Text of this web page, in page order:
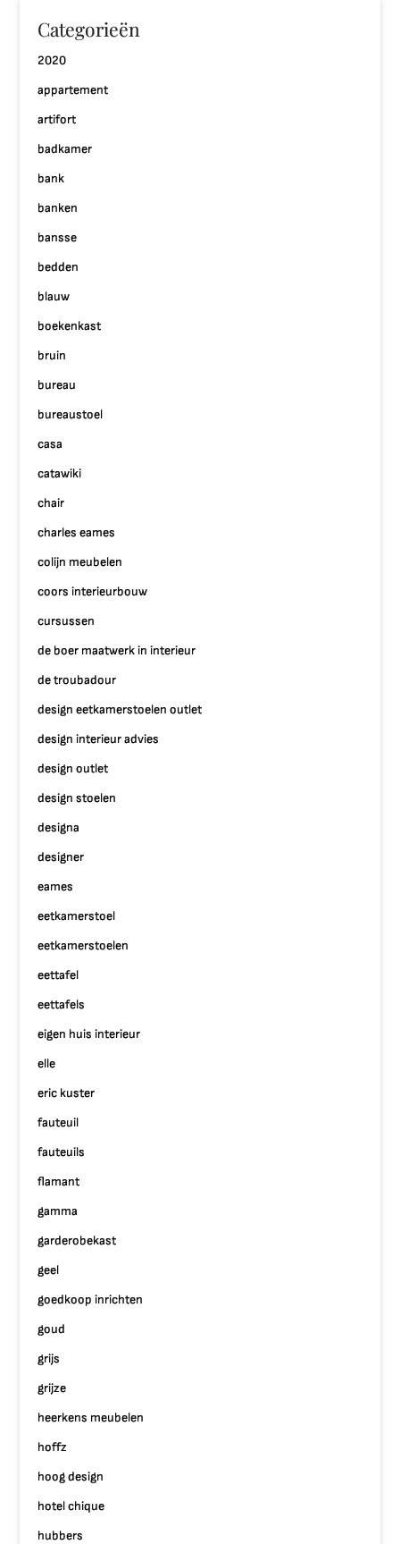
Categorieën
2020
appartement
artifort
badkamer
bank
banken
bansse
bedden
blauw
boekenkast
bruin
bureau
bureaustoel
casa
catawiki
chair
charles eames
colijn meubelen
coors interieurbouw
cursussen
de boer maatwerk in interieur
de troubadour
design eetkamerstoelen outlet
design interieur advies
design outlet
design stoelen
designa
designer
eames
eetkamerstoel
eetkamerstoelen
eettafel
eettafels
eigen huis interieur
elle
eric kuster
fauteuil
fauteuils
flamant
gamma
garderobekast
geel
goedkoop inrichten
goud
grijs
grijze
heerkens meubelen
hoffz
hoog design
hotel chique
hubbers